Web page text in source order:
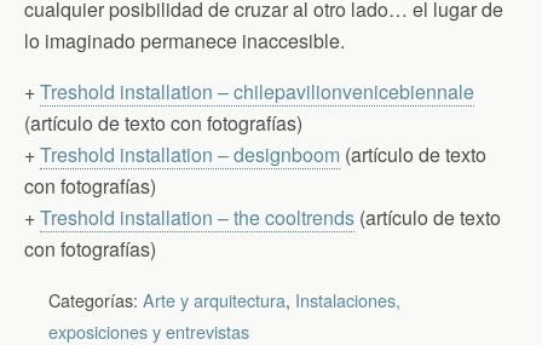
cualquier posibilidad de cruzar al otro lado… el lugar de
lo imaginado permanece inaccesible.
+Treshold installation – chilepavilionvenicebiennale
(artículo de texto con fotografías)
+Treshold installation – designboom (artículo de texto
con fotografías)
+Treshold installation – the cooltrends (artículo de texto
con fotografías)
Categorías: Arte y arquitectura, Instalaciones,
exposiciones y entrevistas